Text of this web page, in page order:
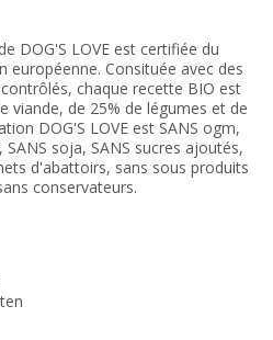
DOG'S LOVE est certifiée du
européenne. Consituée avec des
chaque recette BIO est
viande, de 25% de légumes et de
DOG'S LOVE est SANS ogm,
SANS soja, SANS sucres ajoutés,
d'abattoirs, sans sous produits
conservateurs.